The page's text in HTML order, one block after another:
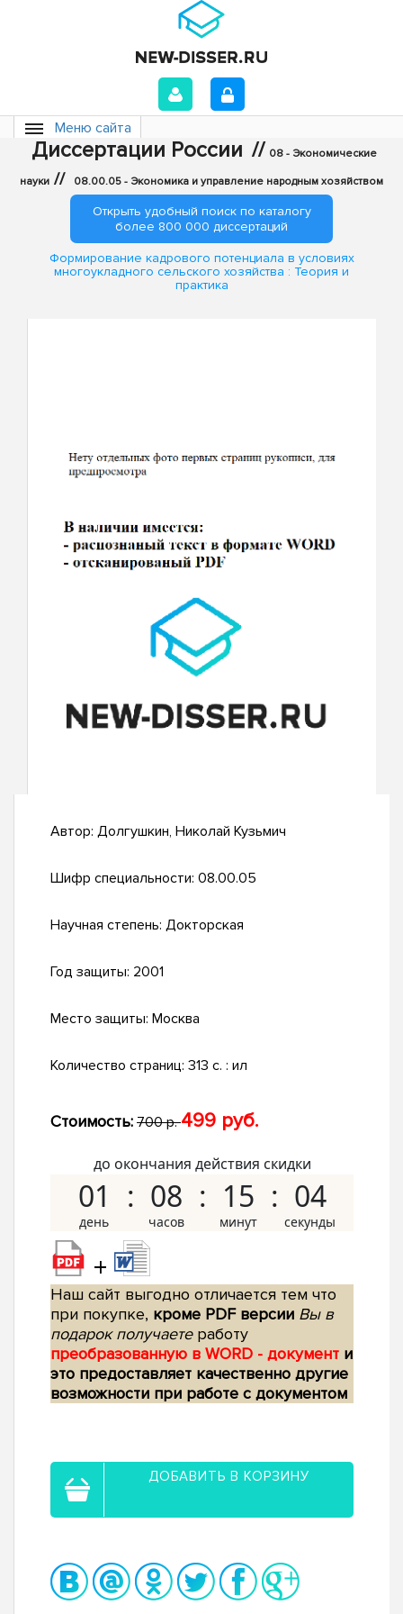
Меню сайта
Диссертации России // 08 - Экономические
науки // 08.00.05 - Экономика и управление народным хозяйством
Открыть удобный поиск по каталогу
более 800 000 диссертаций
Формирование кадрового потенциала в условиях
многоукладного сельского хозяйства : Теория и
практика
Автор: Долгушкин, Николай Кузьмич
Шифр специальности: 08.00.05
Научная степень: Докторская
Год защиты: 2001
Место защиты: Москва
Количество страниц: 313 с. : ил
Стоимость: 700 р.499 руб.
до окончания действия скидки
01 08 15 03
+
Наш сайт выгодно отличается тем что
при покупке, кроме PDF версии Вы в
подарок получаетеработу
преобразованную в WORD - документ и
это предоставляет качественно другие
возможности при работе с документом
ДОБАВИТЬ В КОРЗИНУ